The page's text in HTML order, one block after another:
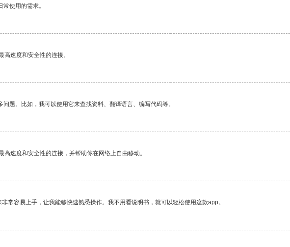
使用的需求。
速度和安全性的连接。
题。比如，我可以使用它来查找资料、翻译语言、编写代码等。
速度和安全性的连接，并帮助你在网络上自由移动。
常容易上手，让我能够快速熟悉操作。我不用看说明书，就可以轻松使用这款app。